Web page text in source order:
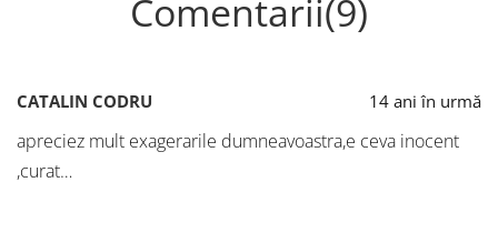
Comentarii(9)
CATALIN CODRU 14 ani în urmă
apreciez mult exagerarile dumneavoastra,e ceva inocent
,curat…